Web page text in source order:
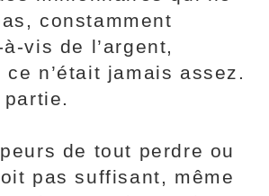
constamment
vis de l’argent,
ce n’était jamais assez.
partie.
de tout perdre ou
pas suffisant, même